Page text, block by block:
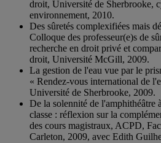
droit, Université de Sherbrooke,
environnement, 2010.
Des sûretés complexifiées mais
Colloque des professeur(e)s de
recherche en droit privé et
droit, Université McGill, 2009.
La gestion de l'eau vue par le
« Rendez-vous international de
Université de Sherbrooke, 2009.
De la solennité de l'amphithéâtre
classe : réflexion sur la
des cours magistraux, ACPD,
Carleton, 2009, avec Edith